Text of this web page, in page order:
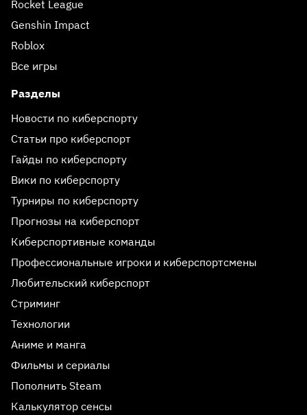
Rocket League
Genshin Impact
Roblox
Все игры
Разделы
Новости по киберспорту
Статьи про киберспорт
Гайды по киберспорту
Вики по киберспорту
Турниры по киберспорту
Прогнозы на киберспорт
Киберспортивные команды
Профессиональные игроки и киберспортсмены
Любительский киберспорт
Стриминг
Технологии
Аниме и манга
Фильмы и сериалы
Пополнить Steam
Калькулятор сенсы